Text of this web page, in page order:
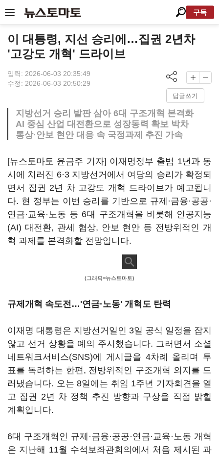
구독
이 대통령, 지선 승리에…집권 2년차
'고강도 개혁' 드라이브
입력: 2026-06-03 20:35:49
수정: 2026-06-03 20:50:29
답글쓰기
지방선거 승리 발판 삼아 6대 구조개혁 본격화
AI 중심 산업 대전환으로 성장동력 확보 박차
통상·안보 현안 대응 속 국정과제 추진 가속
[뉴스토마토 윤금주 기자] 이재명정부 출범 1년과 동
시에 치러진 6·3 지방선거에서 여당의 승리가 확정되
면서 집권 2년 차 고강도 개혁 드라이브가 예고됩니
다. 현 정부는 이번 승리를 기반으로 규제·금융·공공·
연금·교육·노동 등 6대 구조개혁을 비롯해 인공지능
(AI) 대전환, 관세 협상, 안보 현안 등 전방위적인 개
혁 과제를 본격화할 전망입니다.
(그래픽=뉴스토마토)
규제개혁 속도전…'연금·노동' 개혁도 탄력
이재명 대통령은 지방선거일인 3일 공식 일정을 잡지
않고 선거 상황을 예의 주시했습니다. 그러면서 소셜
네트워크서비스(SNS)에 게시글을 4차례 올리며 투
표를 독려하는 한편, 전방위적인 구조개혁 의지를 드
러냈습니다. 오는 8일에는 취임 1주년 기자회견을 열
고 집권 2년 차 정책 추진 방향과 구상을 직접 밝힐
계획입니다.
6대 구조개혁인 규제·금융·공공·연금·교육·노동 개혁
은 지난해 11월 수석보좌관회의에서 처음 제시된 과